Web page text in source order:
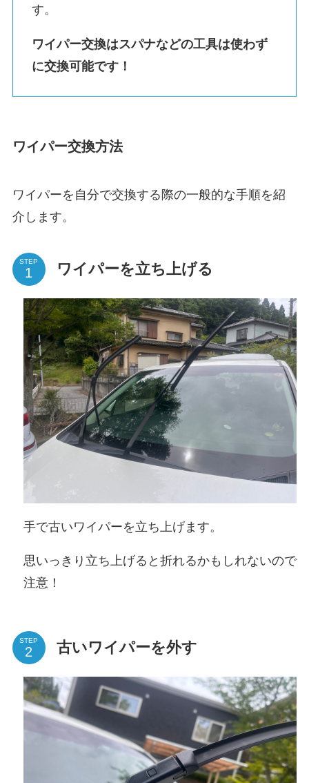
す。
ワイパー交換はスパナなどの工具は使わず
に交換可能です！
ワイパー交換方法
ワイパーを自分で交換する際の一般的な手順を紹
介します。
STEP ワイパーを立ち上げる
手で古いワイパーを立ち上げます。
思いっきり立ち上げると折れるかもしれないので
注意！
STEP 古いワイパーを外す